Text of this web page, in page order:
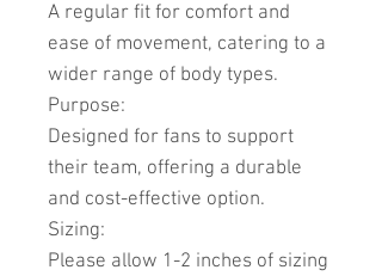
A regular fit for comfort and
ease of movement, catering to a
wider range of body types.
Purpose:
Designed for fans to support
their team, offering a durable
and cost-effective option.
Sizing:
Please allow 1-2 inches of sizing